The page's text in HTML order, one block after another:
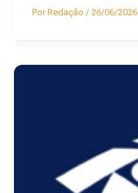
PorRedação / 26/06/2026